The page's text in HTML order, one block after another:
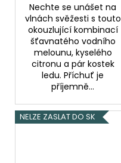
Nechte se unášet na
vlnách svěžesti s touto
okouzlující kombinací
šťavnatého vodního
melounu, kyselého
citronu a pár kostek
ledu. Příchuť je
příjemně...
NELZE ZASLAT DO SK